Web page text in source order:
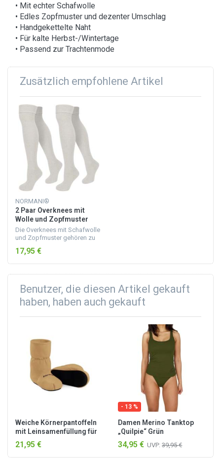
• Mit echter Schafwolle
• Edles Zopfmuster und dezenter Umschlag
• Handgekettelte Naht
• Für kalte Herbst-/Wintertage
• Passend zur Trachtenmode
Zusätzlich empfohlene Artikel
NORMANI®
2 Paar Overknees mit
Wolle und Zopfmuster
Natur
Die Overknees mit Schafwolle
und Zopfmuster gehören zu
Modeaccessoires, die an
aussehen. D...
17,95 €
Benutzer, die diesen Artikel gekauft
haben, haben auch gekauft
Weiche Körnerpantoffeln
mit Leinsamenfüllung für
die Mikrowelle Apricot
21,95 €
- 13 %
Damen Merino Tanktop
„Quilpie“ Grün
34,95 € UVP: 39,95 €